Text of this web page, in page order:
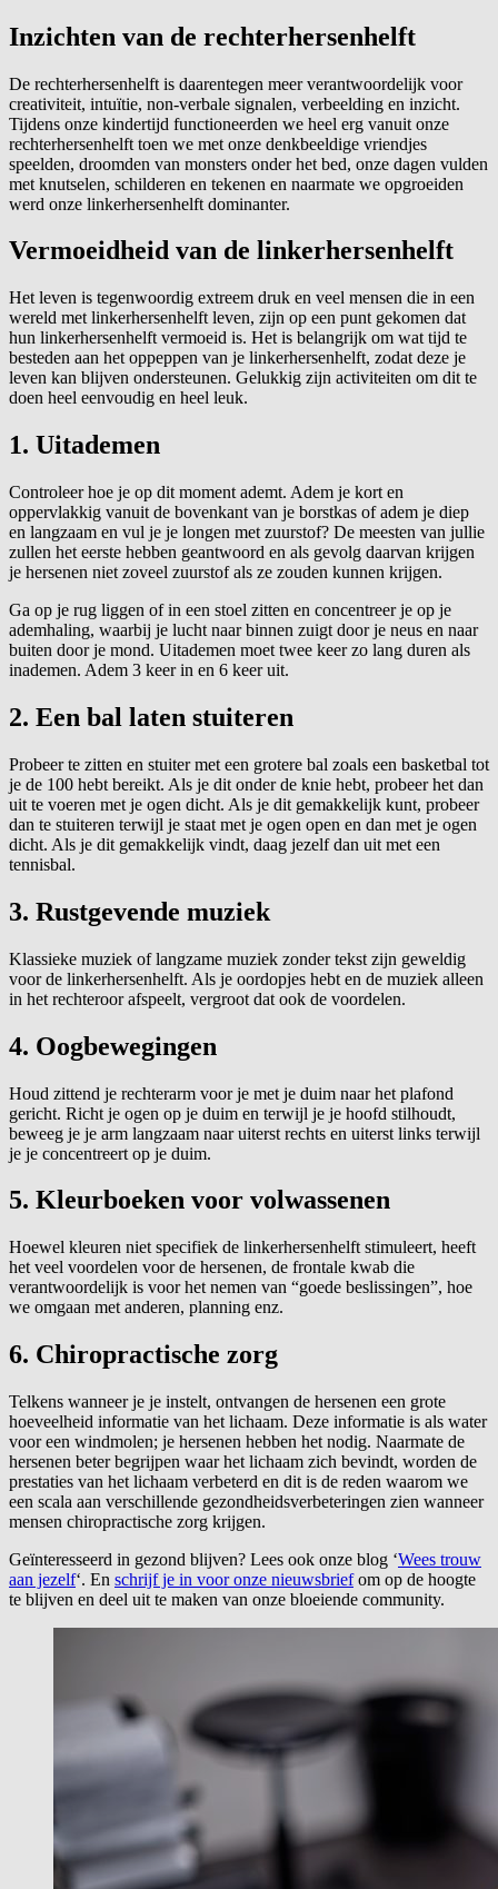
Inzichten van de rechterhersenhelft
De rechterhersenhelft is daarentegen meer verantwoordelijk voor
creativiteit, intuïtie, non-verbale signalen, verbeelding en inzicht.
Tijdens onze kindertijd functioneerden we heel erg vanuit onze
rechterhersenhelft toen we met onze denkbeeldige vriendjes
speelden, droomden van monsters onder het bed, onze dagen vulden
met knutselen, schilderen en tekenen en naarmate we opgroeiden
werd onze linkerhersenhelft dominanter.
Vermoeidheid van de linkerhersenhelft
Het leven is tegenwoordig extreem druk en veel mensen die in een
wereld met linkerhersenhelft leven, zijn op een punt gekomen dat
hun linkerhersenhelft vermoeid is. Het is belangrijk om wat tijd te
besteden aan het oppeppen van je linkerhersenhelft, zodat deze je
leven kan blijven ondersteunen. Gelukkig zijn activiteiten om dit te
doen heel eenvoudig en heel leuk.
1. Uitademen
Controleer hoe je op dit moment ademt. Adem je kort en
oppervlakkig vanuit de bovenkant van je borstkas of adem je diep
en langzaam en vul je je longen met zuurstof? De meesten van jullie
zullen het eerste hebben geantwoord en als gevolg daarvan krijgen
je hersenen niet zoveel zuurstof als ze zouden kunnen krijgen.
Ga op je rug liggen of in een stoel zitten en concentreer je op je
ademhaling, waarbij je lucht naar binnen zuigt door je neus en naar
buiten door je mond. Uitademen moet twee keer zo lang duren als
inademen. Adem 3 keer in en 6 keer uit.
2. Een bal laten stuiteren
Probeer te zitten en stuiter met een grotere bal zoals een basketbal tot
je de 100 hebt bereikt. Als je dit onder de knie hebt, probeer het dan
uit te voeren met je ogen dicht. Als je dit gemakkelijk kunt, probeer
dan te stuiteren terwijl je staat met je ogen open en dan met je ogen
dicht. Als je dit gemakkelijk vindt, daag jezelf dan uit met een
tennisbal.
3. Rustgevende muziek
Klassieke muziek of langzame muziek zonder tekst zijn geweldig
voor de linkerhersenhelft. Als je oordopjes hebt en de muziek alleen
in het rechteroor afspeelt, vergroot dat ook de voordelen.
4. Oogbewegingen
Houd zittend je rechterarm voor je met je duim naar het plafond
gericht. Richt je ogen op je duim en terwijl je je hoofd stilhoudt,
beweeg je je arm langzaam naar uiterst rechts en uiterst links terwijl
je je concentreert op je duim.
5. Kleurboeken voor volwassenen
Hoewel kleuren niet specifiek de linkerhersenhelft stimuleert, heeft
het veel voordelen voor de hersenen, de frontale kwab die
verantwoordelijk is voor het nemen van “goede beslissingen”, hoe
we omgaan met anderen, planning enz.
6. Chiropractische zorg
Telkens wanneer je je instelt, ontvangen de hersenen een grote
hoeveelheid informatie van het lichaam. Deze informatie is als water
voor een windmolen; je hersenen hebben het nodig. Naarmate de
hersenen beter begrijpen waar het lichaam zich bevindt, worden de
prestaties van het lichaam verbeterd en dit is de reden waarom we
een scala aan verschillende gezondheidsverbeteringen zien wanneer
mensen chiropractische zorg krijgen.
Geïnteresseerd in gezond blijven? Lees ook onze blog ‘Wees trouw
aan jezelf‘. En schrijf je in voor onze nieuwsbriefom op de hoogte
te blijven en deel uit te maken van onze bloeiende community.